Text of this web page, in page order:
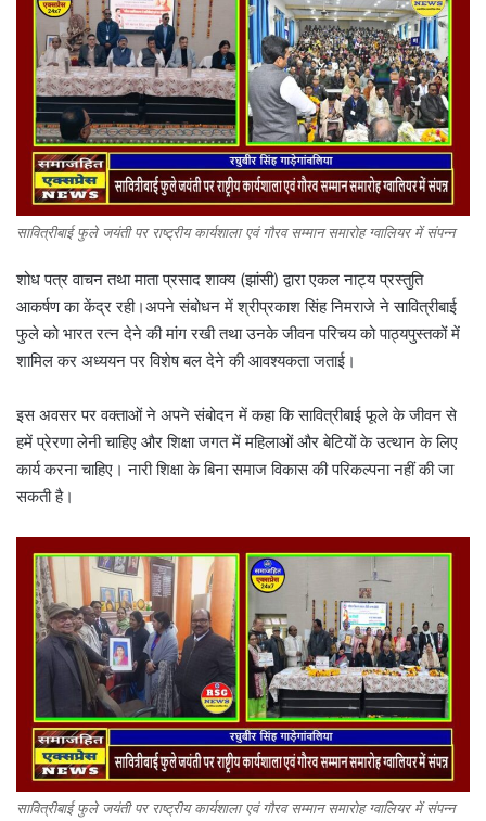
सावित्रीबाई फुले जयंती पर राष्ट्रीय कार्यशाला एवं गौरव सम्मान समारोह ग्वालियर में संपन्न
शोध पत्र वाचन तथा माता प्रसाद शाक्य (झांसी) द्वारा एकल नाट्य प्रस्तुति
आकर्षण का केंद्र रही।अपने संबोधन में श्रीप्रकाश सिंह निमराजे ने सावित्रीबाई
फुले को भारत रत्न देने की मांग रखी तथा उनके जीवन परिचय को पाठ्यपुस्तकों में
शामिल कर अध्ययन पर विशेष बल देने की आवश्यकता जताई।
इस अवसर पर वक्ताओं ने अपने संबोदन में कहा कि सावित्रीबाई फूले के जीवन से
हमें प्रेरणा लेनी चाहिए और शिक्षा जगत में महिलाओं और बेटियों के उत्थान के लिए
कार्य करना चाहिए। नारी शिक्षा के बिना समाज विकास की परिकल्पना नहीं की जा
सकती है।
सावित्रीबाई फुले जयंती पर राष्ट्रीय कार्यशाला एवं गौरव सम्मान समारोह ग्वालियर में संपन्न